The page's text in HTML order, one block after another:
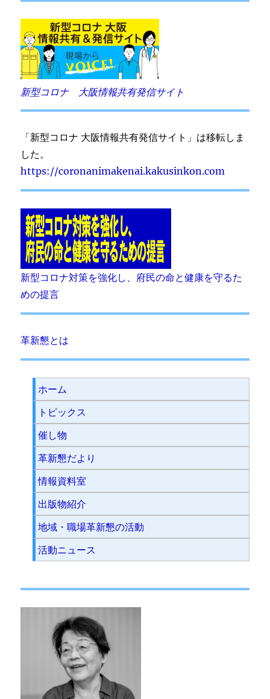
新型コロナ 大阪情報共有発信サイト
「新型コロナ 大阪情報共有発信サイト」は移転しま
した。
https://coronanimakenai.kakusinkon.com
新型コロナ対策を強化し、府民の命と健康を守るた
めの提言
革新懇とは
ホーム
トピックス
催し物
革新懇だより
情報資料室
出版物紹介
地域・職場革新懇の活動
活動ニュース